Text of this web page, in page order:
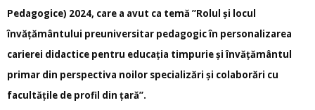
Pedagogice) 2024, care a avut ca temă ”Rolul și locul
învățământului preuniversitar pedagogic în personalizarea
carierei didactice pentru educația timpurie și învățământul
primar din perspectiva noilor specializări și colaborări cu
facultățile de profil din țară”.